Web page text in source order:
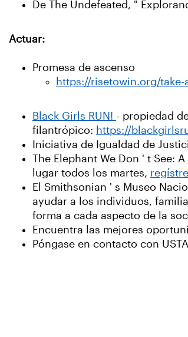
De The Undefeated, "
Actuar:
Promesa de ascenso
https://risetowin.org/
Black Girls RUN! - propiedad
filantrópico: https://
Iniciativa de Igualdad de
The Elephant We Don ' t See:
lugar todos los martes,
El Smithsonian ' s Museo
ayudar a los individuos,
forma a cada aspecto de la
Encuentra las mejores
Póngase en contacto con